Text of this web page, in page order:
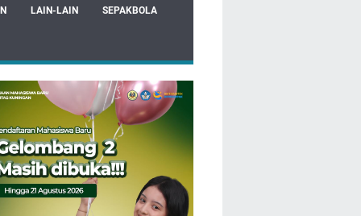
LAIN-LAIN SEPAKBOLA